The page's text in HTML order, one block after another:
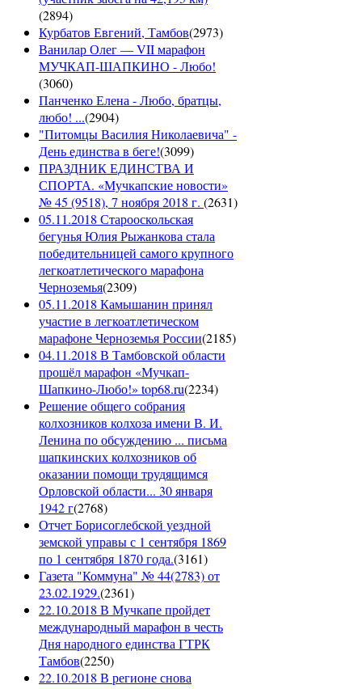
(2894)
Курбатов Евгений, Тамбов(2973)
Ванилар Олег — VII марафон
МУЧКАП-ШАПКИНО - Любо!
(3060)
Панченко Елена - Любо, братцы,
любо! ...(2904)
"Питомцы Василия Николаевича" -
День единства в беге!(3099)
ПРАЗДНИК ЕДИНСТВА И
СПОРТА. «Мучкапские новости»
№ 45 (9518), 7 ноября 2018 г. (2631)
05.11.2018 Старооскольская
бегунья Юлия Рыжанкова стала
победительницей самого крупного
легкоатлетического марафона
Черноземья(2309)
05.11.2018 Камышанин принял
участие в легкоатлетическом
марафоне Черноземья России(2185)
04.11.2018 В Тамбовской области
прошёл марафон «Мучкап-
Шапкино-Любо!» top68.ru(2234)
Решение общего собрания
колхозников колхоза имени В. И.
Ленина по обсуждению ... письма
шапкинских колхозников об
оказании помощи трудящимся
Орловской области... 30 января
1942 г(2768)
Отчет Борисоглебской уездной
земской управы с 1 сентября 1869
по 1 сентября 1870 года.(3161)
Газета "Коммуна" № 44(2783) от
23.02.1929.(2361)
22.10.2018 В Мучкапе пройдет
международный марафон в честь
Дня народного единства ГТРК
Тамбов(2250)
22.10.2018 В регионе снова